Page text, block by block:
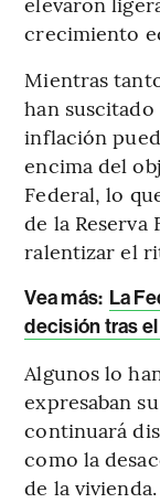
crecimiento
Mientras
han
inflación
encima del
Federal, lo
de la
ralentizar el
Vea más: La
decisión tras
Algunos lo
expresaban
continuará
como la
de la vivienda.